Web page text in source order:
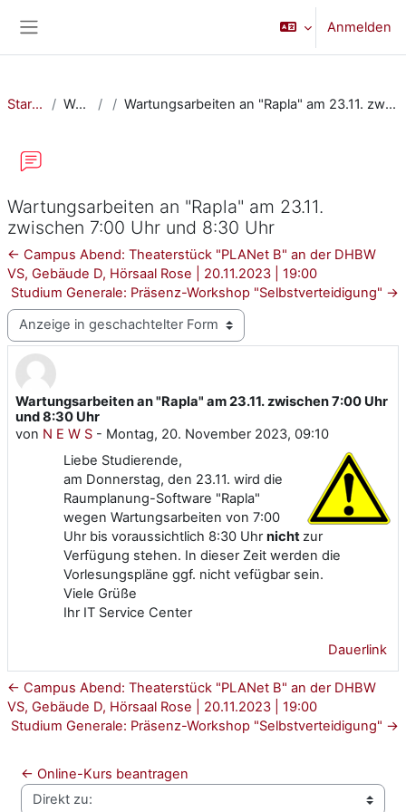
Anmelden
Startseite Website Wartungsarbeiten an "Rapla" am 23.11. zwischen 7:00 Uhr und 8:30 Uhr
Wartungsarbeiten an "Rapla" am 23.11.
zwischen 7:00 Uhr und 8:30 Uhr
← Campus Abend: Theaterstück "PLANet B" an der DHBW
VS, Gebäude D, Hörsaal Rose | 20.11.2023 | 19:00
Studium Generale: Präsenz-Workshop "Selbstverteidigung" →
Anzeigemodus
Wartungsarbeiten an "Rapla" am 23.11. zwischen 7:00 Uhr
und 8:30 Uhr
von N E W S - Montag, 20. November 2023, 09:10
Anzahl Antworten: 0
Liebe Studierende,
am Donnerstag, den 23.11. wird die
Raumplanung-Software "Rapla"
wegen Wartungsarbeiten von 7:00
Uhr bis voraussichtlich 8:30 Uhrnichtzur
Verfügung stehen. In dieser Zeit werden die
Vorlesungspläne ggf. nicht vefügbar sein.
Viele Grüße
Ihr IT Service Center
Dauerlink
← Campus Abend: Theaterstück "PLANet B" an der DHBW
VS, Gebäude D, Hörsaal Rose | 20.11.2023 | 19:00
Studium Generale: Präsenz-Workshop "Selbstverteidigung" →
← Online-Kurs beantragen
Direkt zu: